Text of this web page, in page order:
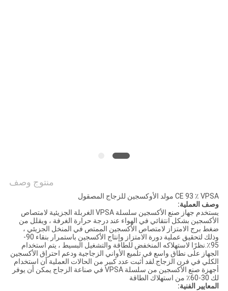
منتوج وصف
CE 93 ٪ VPSA مولد الأوكسجين للزجاج المصقول
وصف العملية:
يستخدم جهاز صنع الأكسجين سلسلة VPSA الغربلة الجزيئية لامتصاص
الأكسجين بشكل انتقائي في الهواء عند درجة حرارة الغرفة ، ويقلل من
ضغط برج الامتزاز لامتصاص الأكسجين الممتص في المنخل الجزيئي ،
وذلك لتحقيق عملية دورة الامتزاز وإنتاج الأكسجين باستمرار بنقاء 90-
95٪.نظرًا لاستهلاكه المنخفض للطاقة والتشغيل البسيط ، يتم استخدام
الجهاز على نطاق واسع في تلميع الأواني الزجاجية ودعم احتراق الأكسجين
الكلي في فرن الزجاج.لقد أثبت عدد كبير من الحالات العملية أن استخدام
أجهزة صنع الأكسجين من سلسلة VPSA في صناعة الزجاج يمكن أن يوفر
لك 30-60٪ من استهلاك الطاقة
المعايير الفنية: